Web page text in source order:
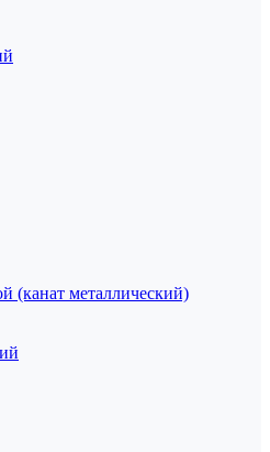
(канат металлический)